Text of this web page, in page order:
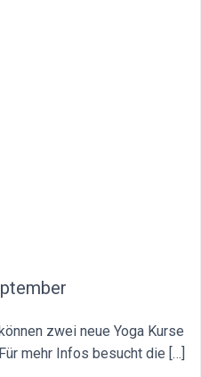
zwei neue Yoga Kurse
mehr Infos besucht die […]